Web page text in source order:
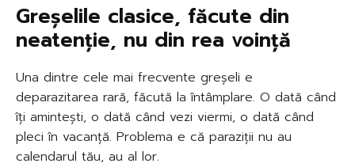
Greșelile clasice, făcute din
neatenție, nu din rea voință
Una dintre cele mai frecvente greșeli e
deparazitarea rară, făcută la întâmplare. O dată când
îți amintești, o dată când vezi viermi, o dată când
pleci în vacanță. Problema e că paraziții nu au
calendarul tău, au al lor.